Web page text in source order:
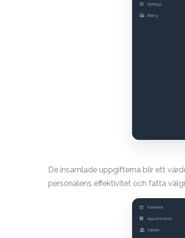
De insamlade uppgifterna blir ett
personalens effektivitet och fatta